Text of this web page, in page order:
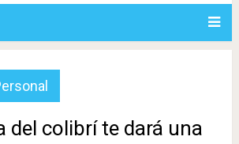
del colibrí te dará una